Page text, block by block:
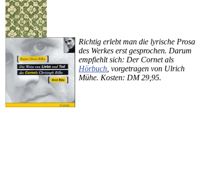
Richtig erlebt man die lyrische Prosa
des Werkes erst gesprochen. Darum
empfiehlt sich: Der Cornet als
Hörbuch , vorgetragen von Ulrich
Mühe. Kosten: DM 29,95.